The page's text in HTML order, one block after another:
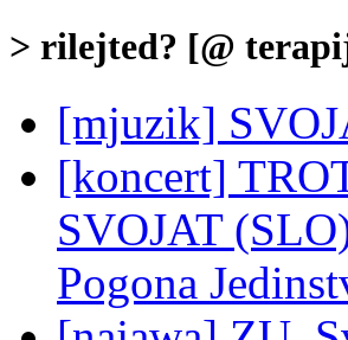
> rilejted? [@
[mjuzik]
[koncert]
SVOJAT
Pogona